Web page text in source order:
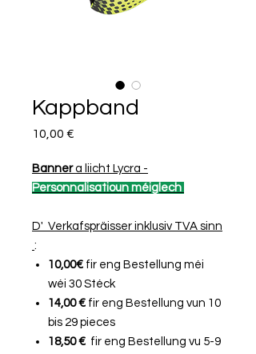
Kappband
10,00 €
Banner a liicht Lycra -
Personnalisatioun méiglech
D' Verkafspräisser inklusiv TVA sinn
:
10,00€ fir eng Bestellung méi
wéi 30 Stéck
14,00 € fir eng Bestellung vun 10
bis 29 pieces
18,50 € fir eng Bestellung vu 5-9